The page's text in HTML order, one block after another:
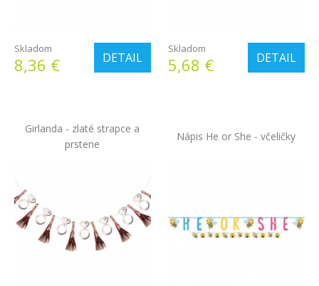
DETAIL
Skladom
8,36 € DETAIL
Skladom
5,68 €
Girlanda - zlaté strapce a
prstene
Nápis He or She - včeličky